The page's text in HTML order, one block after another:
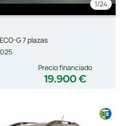
1/24
G 7 plazas
19.900 €
Precio financiado